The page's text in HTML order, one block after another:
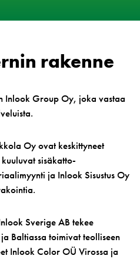
rakenne
Inlook Group Oy, joka vastaa
Oy ovat keskittyneet
sisäkatto-
ja Inlook Sisustus Oy
Sverige AB tekee
Baltiassa toimivat teolliseen
Inlook Color OÜ Virossa ja